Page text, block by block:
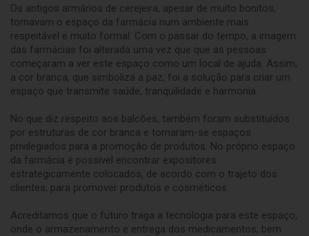
Os antigos armários de cerejeira, apesar de muito bonitos,
tornavam o espaço da farmácia num ambiente mais
respeitável e muito formal. Com o passar do tempo, a imagem
das farmácias foi alterada uma vez que que as pessoas
começaram a ver este espaço como um local de ajuda. Assim,
a cor branca, que simboliza a paz, foi a solução para criar um
espaço que transmite saúde, tranquilidade e harmonia.
No que diz respeito aos balcões, também foram substituídos
por estruturas de cor branca e tornaram-se espaços
privilegiados para a promoção de produtos. No próprio espaço
da farmácia é possível encontrar expositores
estrategicamente colocados, de acordo com o trajeto dos
clientes, para promover produtos e cosméticos.
Acreditamos que o futuro traga a tecnologia para este espaço,
onde o armazenamento e entrega dos medicamentos, bem